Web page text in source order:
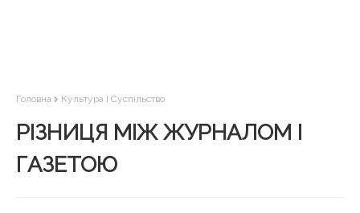
Головна Культура І Суспільство
РІЗНИЦЯ МІЖ ЖУРНАЛОМ І
ГАЗЕТОЮ